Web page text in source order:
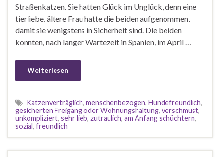
Straßenkatzen. Sie hatten Glück im Unglück, denn eine
tierliebe, ältere Frau hatte die beiden aufgenommen,
damit sie wenigstens in Sicherheit sind. Die beiden
konnten, nach langer Wartezeit in Spanien, im April …
Weiterlesen
Katzenverträglich, menschenbezogen, Hundefreundlich,
gesicherten Freigang oder Wohnungshaltung, verschmust,
unkompliziert, sehr lieb, zutraulich, am Anfang schüchtern,
sozial, freundlich